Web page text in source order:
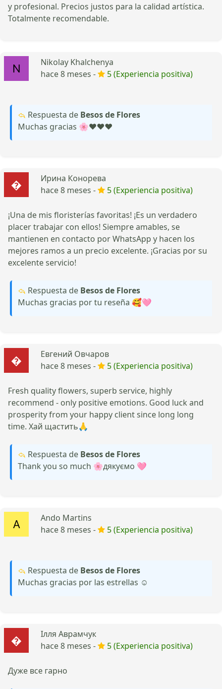
y profesional. Precios justos para la calidad artística.
Totalmente recomendable.
Nikolay Khalchenya
hace 8 meses -
5 (Experiencia positiva)
Respuesta de Besos de Flores
Muchas gracias 🌸❤️❤️❤️
Ирина Конорева
hace 8 meses -
5 (Experiencia positiva)
¡Una de mis floristerías favoritas! ¡Es un verdadero
placer trabajar con ellos! Siempre amables, se
mantienen en contacto por WhatsApp y hacen los
mejores ramos a un precio excelente. ¡Gracias por su
excelente servicio!
Respuesta de Besos de Flores
Muchas gracias por tu reseña 🥰🩷
Евгений Овчаров
hace 8 meses -
5 (Experiencia positiva)
Fresh quality flowers, superb service, highly
recommend - only positive emotions. Good luck and
prosperity from your happy client since long long
time. Хай щастить🙏
Respuesta de Besos de Flores
Thank you so much 🌸дякуємо 🩷
Ando Martins
hace 8 meses -
5 (Experiencia positiva)
Respuesta de Besos de Flores
Muchas gracias por las estrellas ☺️
Ілля Аврамчук
hace 8 meses -
5 (Experiencia positiva)
Дуже все гарно